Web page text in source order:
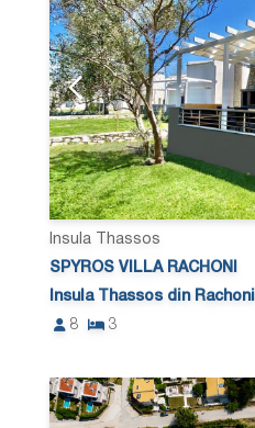
Insula Thassos
SPYROS VILLA RACHONI
Insula Thassos din Rachoni
8
3